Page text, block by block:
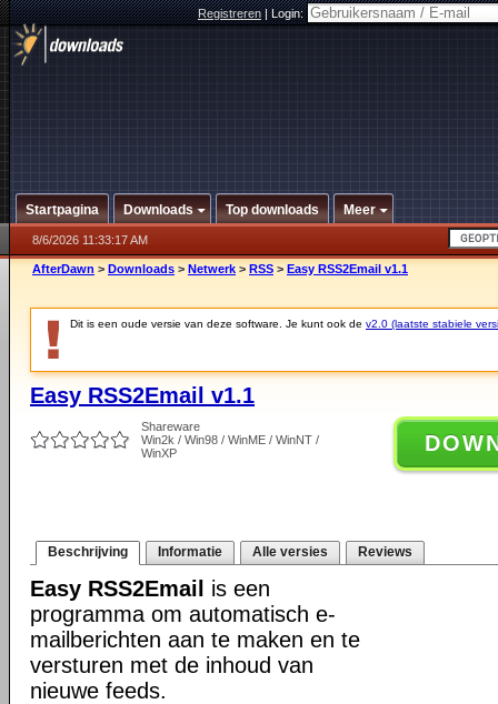
Registreren|Login:
Startpagina Downloads Top downloads Meer
8/6/2026 11:33:17 AM
AfterDawn > Downloads > Netwerk > RSS > Easy RSS2Email v1.1
Dit is een oude versie van deze software. Je kunt ook de v2.0 (laatste stabiele
Easy RSS2Email v1.1
Shareware
Win2k / Win98 / WinME / WinNT /
WinXP
Beschrijving Informatie Alle versies Reviews
Easy RSS2Email
is een
programma om automatisch e-
mailberichten aan te maken en te
versturen met de inhoud van
nieuwe feeds.